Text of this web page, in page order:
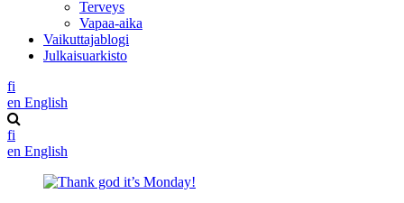
Terveys
Vapaa-aika
Vaikuttajablogi
Julkaisuarkisto
fi
en English
fi
en English